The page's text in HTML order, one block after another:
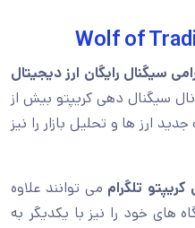
سیگنال رایگان ارز دیجیتال
سیگنال دهی کریپتو بیش از
جدید ارز ها و تحلیل بازار را نیز
تلگرام می توانند علاوه
های خود را نیز با یکدیگر به